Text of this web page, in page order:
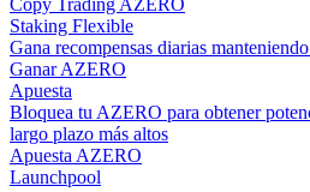
Staking Flexible
Gana recompensas diarias
Ganar AZERO
Apuesta
Bloquea tu AZERO para obtener
largo plazo más altos
Apuesta AZERO
Launchpool